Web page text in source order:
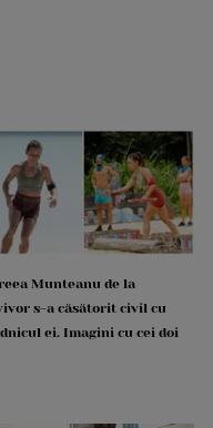
Munteanu de la
s-a căsătorit civil cu
ei. Imagini cu cei doi